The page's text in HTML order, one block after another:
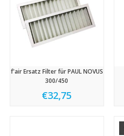
f'air Ersatz Filter für PAUL NOVUS
300/450
€32,75